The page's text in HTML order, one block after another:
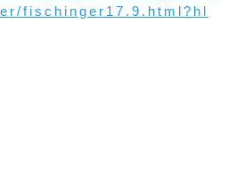
fischinger17.9.html?hl